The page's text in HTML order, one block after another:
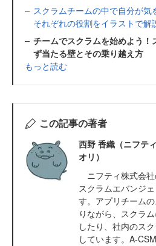
スクラムチームの中で自分が気
それぞれの役割をイラストで解
チームでスクラムを始めよう！
ず当たる壁とその乗り越え方
もっと読む
この記事の著者
西野 香織（ニフテ
オリ）
ニフティ株式会社
スクラムエバンジ
す。アプリチーム
りながら、スクラ
したり、社内のス
しています。A-CSM